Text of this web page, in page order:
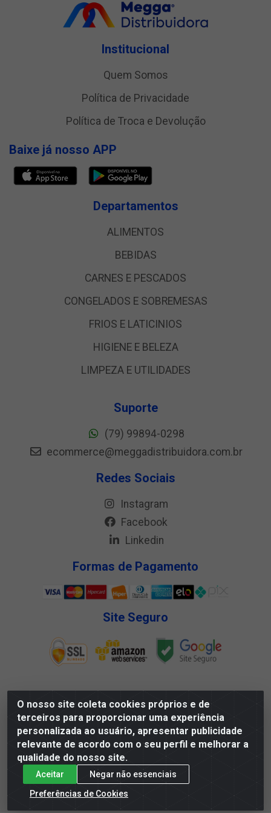
O nosso site coleta cookies próprios e de
terceiros para proporcionar uma experiência
personalizada ao usuário, apresentar publicidade
relevante de acordo com o seu perfil e melhorar a
qualidade do nosso site.
Aceitar
Negar não essenciais
Preferências de Cookies
Institucional
Quem Somos
Política de Privacidade
Política de Troca e Devolução
Baixe já nosso APP
Departamentos
ALIMENTOS
BEBIDAS
CARNES E PESCADOS
CONGELADOS E SOBREMESAS
FRIOS E LATICINIOS
HIGIENE E BELEZA
LIMPEZA E UTILIDADES
Suporte
(79) 99894-0298
ecommerce@meggadistribuidora.com.br
Redes Sociais
Instagram
Facebook
Linkedin
Formas de Pagamento
Site Seguro
Megga Distribuidora LTDA - Rua Deputado Jesse Ferreira
Trindade, 1328 - Matadouro, Propriá/SE - CEP 49.900-000 -
CNPJ 07.488.144/0001-88